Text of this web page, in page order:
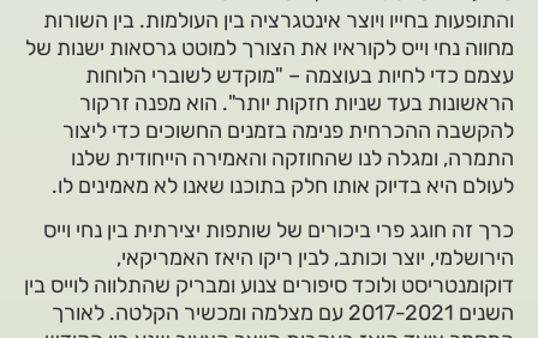
והתופעות בחייו ויוצר אינטגרציה בין העולמות. בין השורות
מחווה נחי וייס לקוראיו את הצורך למוטט גרסאות ישנות של
עצמם כדי לחיות בעוצמה – "מוקדש לשוברי הלוחות
הראשונות בעד שניות חזקות יותר". הוא מפנה זרקור
להקשבה ההכרחית פנימה בזמנים החשוכים כדי ליצור
התמרה, ומגלה לנו שהחוזקה והאמירה הייחודית שלנו
לעולם היא בדיוק אותו חלק בתוכנו שאנו לא מאמינים לו.
כרך זה חוגג פרי ביכורים של שותפות יצירתית בין נחי וייס
הירושלמי, יוצר וכותב, לבין ריקו היאז האמריקאי,
דוקומנטריסט ולוכד סיפורים צנוע ומבריק שהתלווה לוייס בין
השנים 2017-2021 עם מצלמה ומכשיר הקלטה. לאורך